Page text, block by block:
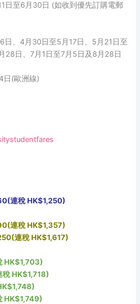
日至6月30日 (如收到優先訂購電郵
日、4月30日至5月17日、5月21日至
28日、7月1日至7月5日及8月28日
日(歐洲線)
連稅 HK$1,250)
連稅 HK$1,357)
連稅 HK$1,617)
HK$1,703)
HK$1,718)
HK$1,749)